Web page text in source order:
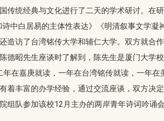
统经典与文化进行了二天的学术研讨。在
中白居易的主体性表达》《明清叙事文学
访了台湾铭传大学和辅仁大学。双方就合
昭先生座谈时了解到，陈先生是厦门大学
在嘉庚就读，一年在台湾铭传就读，一年
着丰富的办学经验，通过交流座谈，双方决
队参加该校12月主办的两岸青年诗词吟诵